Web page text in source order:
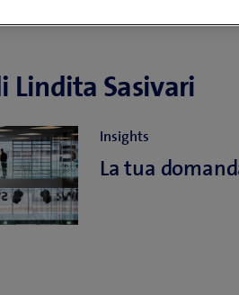
Lindita Sasivari
Insights
La tua